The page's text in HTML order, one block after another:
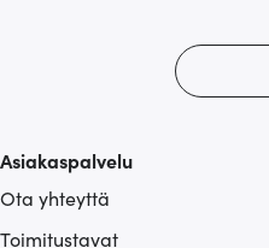
Asiakaspalvelu
Ota yhteyttä
Toimitustavat